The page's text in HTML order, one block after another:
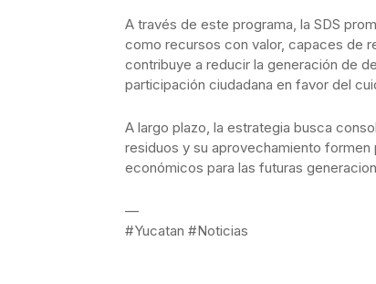
A través de este programa, la SDS
como recursos con valor, capaces de
contribuye a reducir la generación de
participación ciudadana en favor del
A largo plazo, la estrategia busca
residuos y su aprovechamiento
económicos para las futuras
—
#Yucatan #Noticias